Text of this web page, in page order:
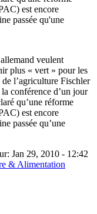
est encore
passée qu'une
veulent
plus « vert » pour les
l’agriculture Fischler
conférence d’un jour
qu’une réforme
est encore
passée qu’une
Jan 29, 2010 - 12:42
& Alimentation